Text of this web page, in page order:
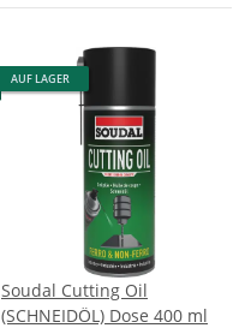
AUF LAGER
Soudal Cutting Oil
(SCHNEIDÖL) Dose 400 ml